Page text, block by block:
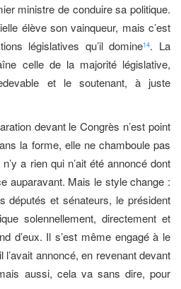
ministre de conduire sa politique.
élève son vainqueur, mais c’est
législatives qu’il domine14. La
celle de la majorité législative,
et le soutenant, à juste
devant le Congrès n’est point
la forme, elle ne chamboule pas
a rien qui n’ait été annoncé dont
auparavant. Mais le style change :
députés et sénateurs, le président
solennellement, directement et
d’eux. Il s’est même engagé à le
annoncé, en revenant devant
aussi, cela va sans dire, pour